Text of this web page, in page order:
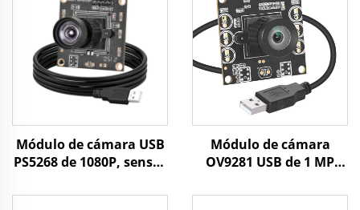
Módulo de cámara USB
PS5268 de 1080P, sensor
baja 0.003 Lux, WDR 86
Módulo de cámara
OV9281 USB de 1 MP
obturador global,